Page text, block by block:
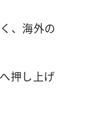
、海外の
押し上げ